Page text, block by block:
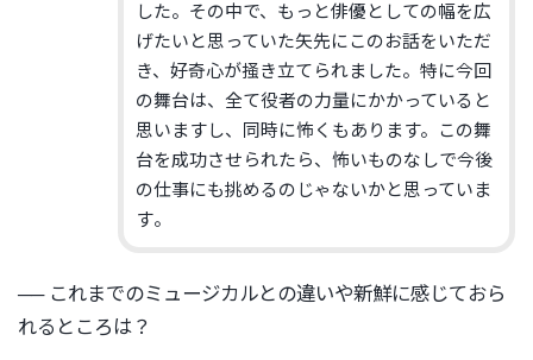
した。その中で、 もっと俳優としての幅を広
げたいと思っていた矢先にこのお話をいただ
き、好奇心が掻き立てられました。特に今回
の舞台は、 全て役者の力量にかかっていると
思いますし、
同時に怖くもあります。この舞
台を成功させられたら、 怖いものなしで今後
の仕事にも挑めるのじゃないかと思っていま
す。
── これまでのミュージカルとの違いや新鮮に感じておら
れるところは？